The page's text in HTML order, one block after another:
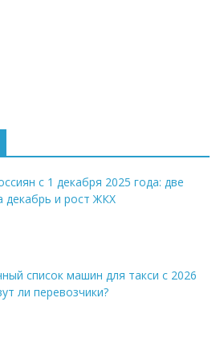
с 1 декабря 2025 года: две
декабрь и рост ЖКХ
список машин для такси с 2026
ли перевозчики?